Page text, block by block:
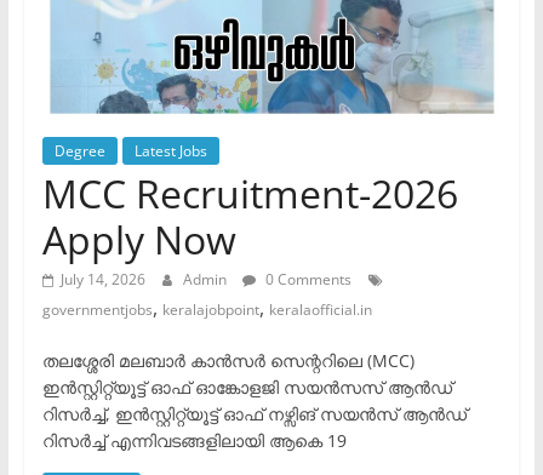
Degree Latest Jobs
MCC Recruitment-2026
Apply Now
July 14, 2026 Admin
0 Comments
governmentjobs, keralajobpoint, keralaofficial.in
തലശ്ശേരി മലബാർ കാൻസർ സെന്ററിലെ (MCC)
ഇൻസ്റ്റിറ്റ്യൂട്ട് ഓഫ് ഓങ്കോളജി സയൻസസ് ആൻഡ്
റിസർച്ച്, ഇൻസ്റ്റിറ്റ്യൂട്ട് ഓഫ് നഴ്സിങ് സയൻസ് ആൻഡ്
റിസർച്ച് എന്നിവടങ്ങളിലായി ആകെ 19